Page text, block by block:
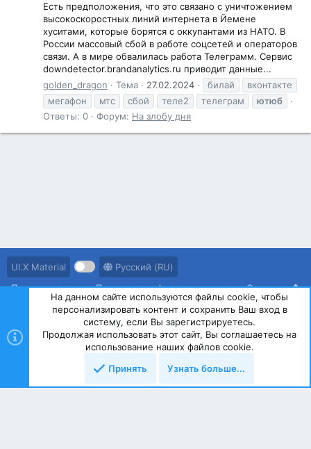
Есть предположения, что это связано с уничтожением
высокоскоростных линий интернета в Йемене
хуситами, которые борятся с оккупантами из НАТО. В
России массовый сбой в работе соцсетей и операторов
связи. А в мире обвалилась работа Телеграмм. Сервис
downdetector.brandanalytics.ru приводит данные...
golden_dragon
Тема 27.02.2024 билай
вконтакте
мегафон
мтс сбой теле2 телеграм
ютюб
Ответы: 0
Форум: На злобу дня
UI.X Material
Русский (RU)
Правила ресурса
Политика конфиденциальности Справка
Community platform by XenForo © 2010-2023 XenForo Ltd.
На данном сайте используются файлы cookie, чтобы
персонализировать контент и сохранить Ваш вход в
систему, если Вы зарегистрируетесь.
Продолжая использовать этот сайт, Вы соглашаетесь на
использование наших файлов cookie.
Принять
Узнать больше...